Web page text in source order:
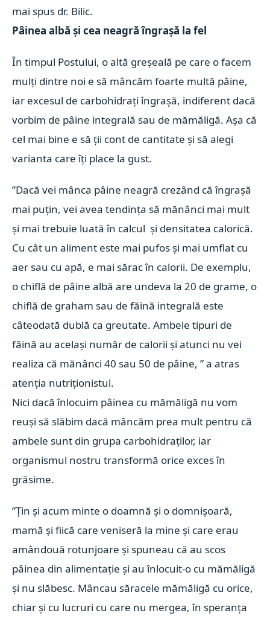
mai spus dr. Bilic.
Pâinea albă și cea neagră îngrașă la fel
În timpul Postului, o altă greșeală pe care o facem
mulți dintre noi e să mâncăm foarte multă pâine,
iar excesul de carbohidrați îngrașă, indiferent dacă
vorbim de pâine integrală sau de mămăligă. Așa că
cel mai bine e să ții cont de cantitate și să alegi
varianta care îți place la gust.
”Dacă vei mânca pâine neagră crezând că îngrașă
mai puțin, vei avea tendința să mănânci mai mult
și mai trebuie luată în calcul și densitatea calorică.
Cu cât un aliment este mai pufos și mai umflat cu
aer sau cu apă, e mai sărac în calorii. De exemplu,
o chiflă de pâine albă are undeva la 20 de grame, o
chiflă de graham sau de făină integrală este
câteodată dublă ca greutate. Ambele tipuri de
făină au același număr de calorii și atunci nu vei
realiza că mănânci 40 sau 50 de pâine, ” a atras
atenția nutriționistul.
Nici dacă înlocuim pâinea cu mămăligă nu vom
reuși să slăbim dacă mâncăm prea mult pentru că
ambele sunt din grupa carbohidraților, iar
organismul nostru transformă orice exces în
grăsime.
”Țin și acum minte o doamnă și o domnișoară,
mamă și fiică care veniseră la mine și care erau
amândouă rotunjoare și spuneau că au scos
pâinea din alimentație și au înlocuit-o cu mămăligă
și nu slăbesc. Mâncau săracele mămăligă cu orice,
chiar și cu lucruri cu care nu mergea, în speranța